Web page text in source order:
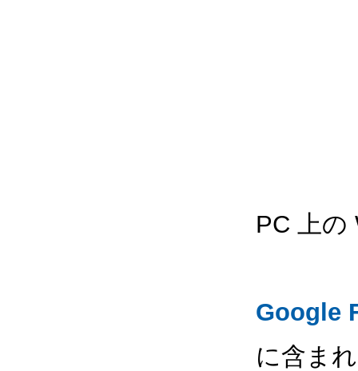
PC 上の
Google
に含ま